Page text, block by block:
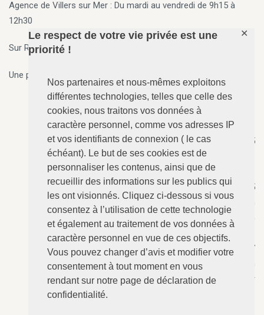
Le respect de votre vie privée est une
priorité !
Nos partenaires et nous-mêmes exploitons
différentes technologies, telles que celle des
cookies, nous traitons vos données à
caractère personnel, comme vos adresses IP
et vos identifiants de connexion ( le cas
échéant). Le but de ses cookies est de
personnaliser les contenus, ainsi que de
recueillir des informations sur les publics qui
les ont visionnés. Cliquez ci-dessous si vous
consentez à l’utilisation de cette technologie
et également au traitement de vos données à
caractère personnel en vue de ces objectifs.
Vous pouvez changer d’avis et modifier votre
consentement à tout moment en vous
rendant sur notre page de déclaration de
confidentialité.
✕
Agence de Villers sur Mer : Du mardi au vendredi de 9h15 à
12h30
Sur Rendez vous en dehors des horaires ci-dessus
Une permanence 7j/7, 24h/24 est assurée par téléphone.
ANGERVILLE-Dozulé: 02.31.73.73.76
N°157 - Le Calvaire, RD 675
14430 ANGERVILLE-Dozulé
CABOURG: 02.31.24.94.15
8 Avenue Bertaux Levillain
14390 CABOURG
Villers-sur-Mer: 02.31.73.12.67
28 Rue du Maréchal Foch
14640 Villers-sur-Mer